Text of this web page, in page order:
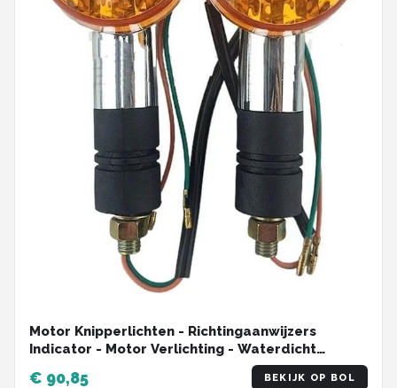
Motor Knipperlichten - Richtingaanwijzers
Indicator - Motor Verlichting - Waterdicht
Ontwerp - 10mm Schroefdraad - Universeel
€ 90,85 BEKIJK OP BOL